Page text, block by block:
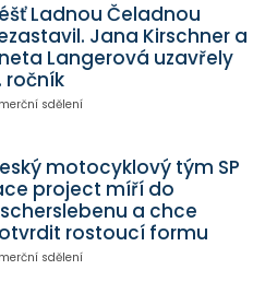
Ladnou Čeladnou
Jana Kirschner a
Langerová uzavřely
ročník
sdělení
motocyklový tým SP
project míří do
a chce
rostoucí formu
sdělení